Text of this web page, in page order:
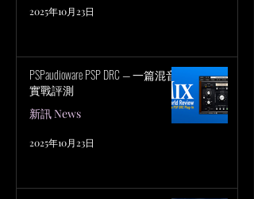
2025年10月23日
PSPaudioware PSP DRC — 一篇混音
實戰評測
新訊 News
2025年10月23日